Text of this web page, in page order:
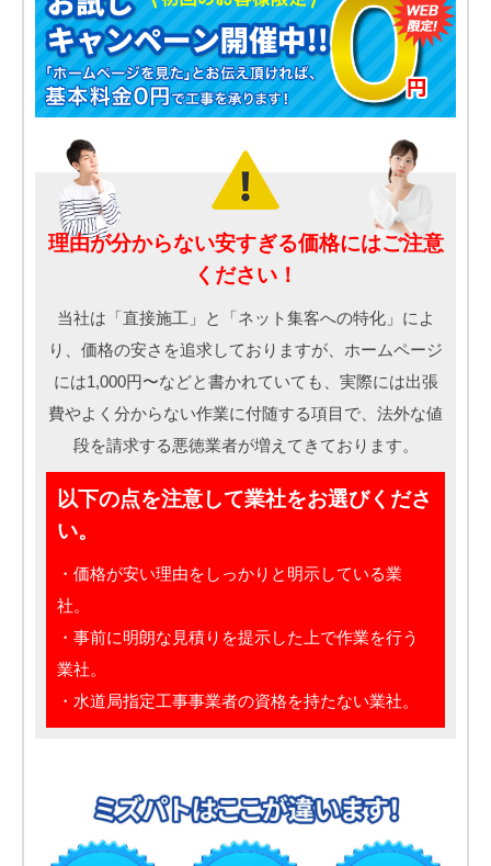
理由が分からない安すぎる価格にはご注意
ください！
当社は「直接施工」と「ネット集客への特化」によ
り、価格の安さを追求しておりますが、ホームページ
には1,000円〜などと書かれていても、実際には出張
費やよく分からない作業に付随する項目で、法外な値
段を請求する悪徳業者が増えてきております。
以下の点を注意して業社をお選びくださ
い。
・価格が安い理由をしっかりと明示している業
社。
・事前に明朗な見積りを提示した上で作業を行う
業社。
・水道局指定工事事業者の資格を持たない業社。